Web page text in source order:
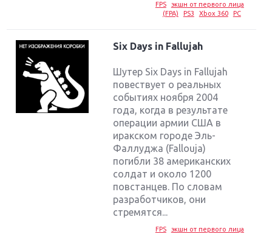
FPS
экшн от первого лица
(FPA)
PS3 Xbox 360 PC
Six Days in Fallujah
Шутер Six Days in Fallujah
повествует о реальных
событиях ноября 2004
года, когда в результате
операции армии США в
иракском городе Эль-
Фаллуджа (Fallouja)
погибли 38 американских
солдат и около 1200
повстанцев. По словам
разработчиков, они
стремятся...
FPS
экшн от первого лица